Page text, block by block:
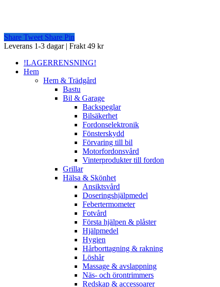
Share Tweet Share Pin
Close
Leverans 1-3 dagar | Frakt 49 kr
!LAGERRENSNING!
Hem
Hem & Trädgård
Bastu
Bil & Garage
Backspeglar
Bilsäkerhet
Fordonselektronik
Fönsterskydd
Förvaring till bil
Motorfordonsvård
Vinterprodukter till fordon
Grillar
Hälsa & Skönhet
Ansiktsvård
Doseringshjälpmedel
Febertermometer
Fotvård
Första hjälpen & plåster
Hjälpmedel
Hygien
Hårborttagning & rakning
Löshår
Massage & avslappning
Näs- och örontrimmers
Redskap & accessoarer